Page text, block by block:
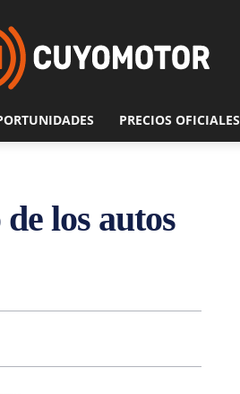
PRECIOS OFICIALES
los autos